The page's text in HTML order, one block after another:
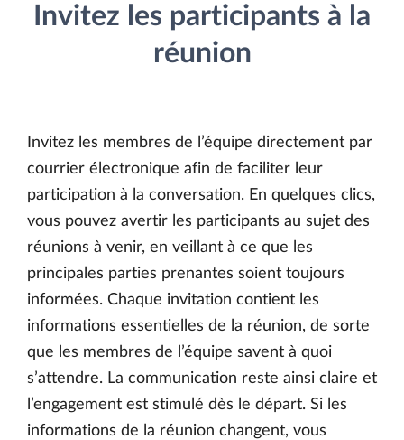
Invitez les participants à la
réunion
Invitez les membres de l’équipe directement par
courrier électronique afin de faciliter leur
participation à la conversation. En quelques clics,
vous pouvez avertir les participants au sujet des
réunions à venir, en veillant à ce que les
principales parties prenantes soient toujours
informées. Chaque invitation contient les
informations essentielles de la réunion, de sorte
que les membres de l’équipe savent à quoi
s’attendre. La communication reste ainsi claire et
l’engagement est stimulé dès le départ. Si les
informations de la réunion changent, vous